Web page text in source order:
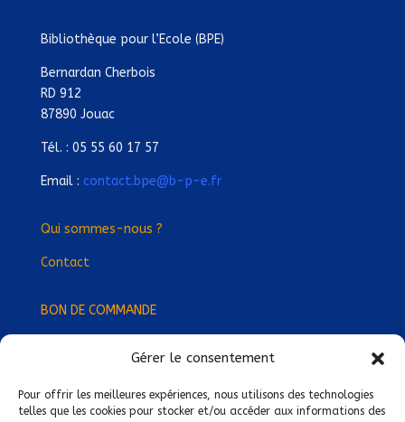
Gérer le consentement
Pour offrir les meilleures expériences, nous utilisons des technologies
telles que les cookies pour stocker et/ou accéder aux informations des
Bibliothèque pour l’Ecole (BPE)
Bernardan Cherbois
RD 912
87890 Jouac
Tél. : 05 55 60 17 57
Email : contact.bpe@b-p-e.fr
Qui sommes-nous ?
Contact
BON DE COMMANDE
Devenez Délégué·e Régional·e !
Trouvez-nous près de chez vous !